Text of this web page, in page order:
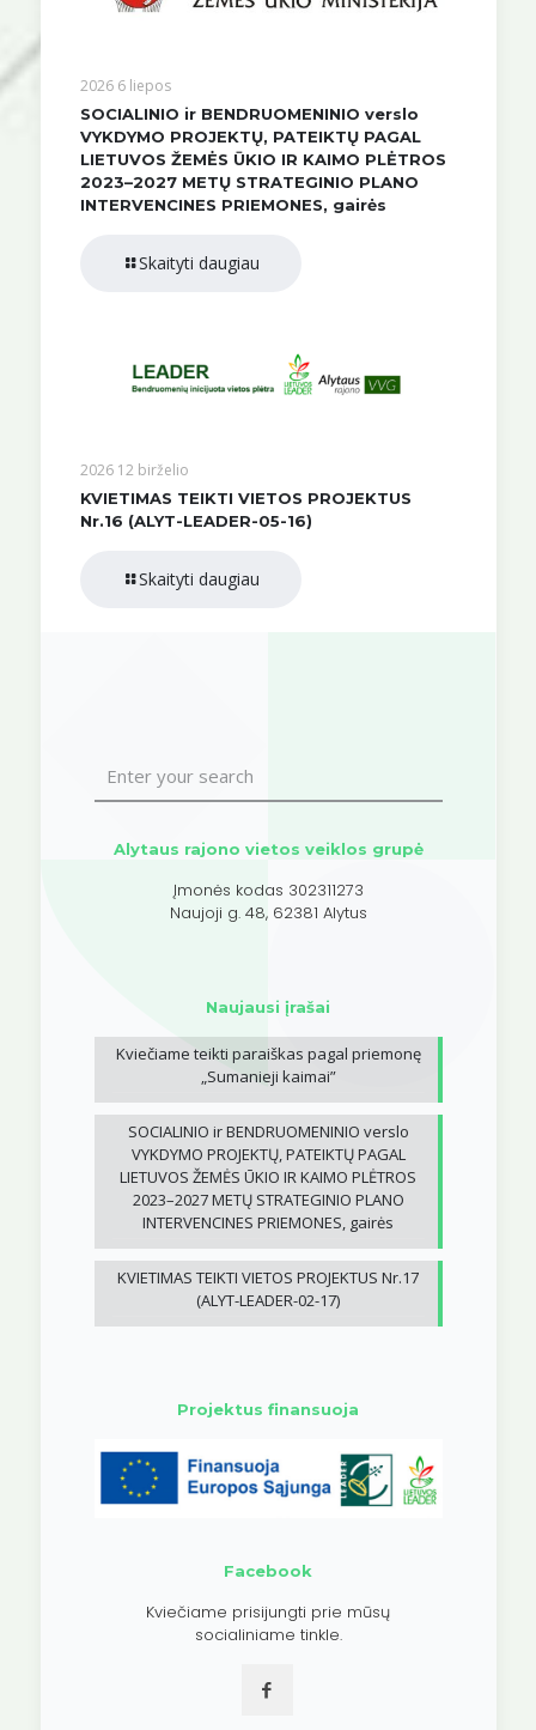
2026 6 liepos
SOCIALINIO ir BENDRUOMENINIO verslo
VYKDYMO PROJEKTŲ, PATEIKTŲ PAGAL
LIETUVOS ŽEMĖS ŪKIO IR KAIMO PLĖTROS
2023–2027 METŲ STRATEGINIO PLANO
INTERVENCINES PRIEMONES, gairės
Skaityti daugiau
2026 12 birželio
KVIETIMAS TEIKTI VIETOS PROJEKTUS
Nr.16 (ALYT-LEADER-05-16)
Skaityti daugiau
Alytaus rajono vietos veiklos grupė
Įmonės kodas 302311273
Naujoji g. 48, 62381 Alytus
Naujausi įrašai
Kviečiame teikti paraiškas pagal priemonę
„Sumanieji kaimai”
SOCIALINIO ir BENDRUOMENINIO verslo
VYKDYMO PROJEKTŲ, PATEIKTŲ PAGAL
LIETUVOS ŽEMĖS ŪKIO IR KAIMO PLĖTROS
2023–2027 METŲ STRATEGINIO PLANO
INTERVENCINES PRIEMONES, gairės
KVIETIMAS TEIKTI VIETOS PROJEKTUS Nr.17
(ALYT-LEADER-02-17)
Projektus finansuoja
Facebook
Kviečiame prisijungti prie mūsų
socialiniame tinkle.